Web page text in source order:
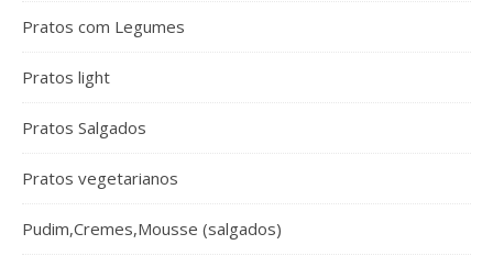
Pratos com Legumes
Pratos light
Pratos Salgados
Pratos vegetarianos
Pudim,Cremes,Mousse (salgados)